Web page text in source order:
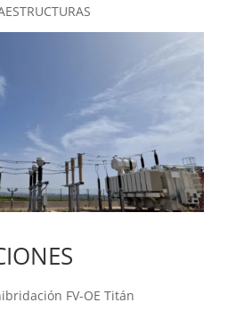
FV-OE Titán